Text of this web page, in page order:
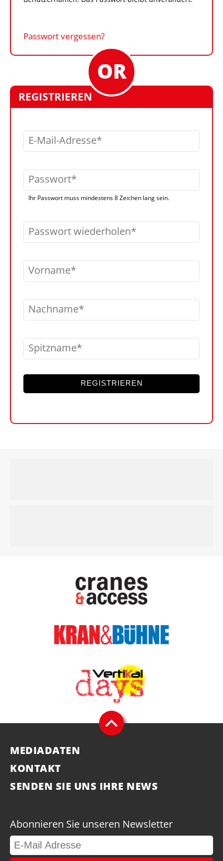
Passwort vergessen?
REGISTRIEREN
E-Mail-Adresse
Passwort
Ihr Passwort muss mindestens 8 Zeichen lang sein.
Passwort wiederholen
Vorname
Nachname
Spitzname
REGISTRIEREN
MEDIADATEN
KONTAKT
SENDEN SIE UNS IHRE NEWS
Abonnieren Sie unseren Newsletter